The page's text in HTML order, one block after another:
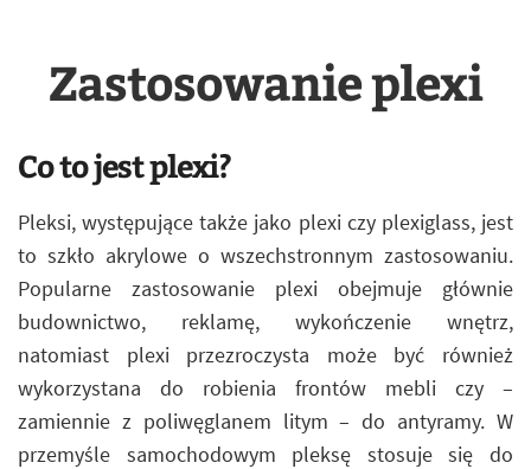
Zastosowanie plexi
Co to jest plexi?
Pleksi, występujące także jako plexi czy plexiglass, jest
to szkło akrylowe o wszechstronnym zastosowaniu.
Popularne zastosowanie plexi obejmuje głównie
budownictwo, reklamę, wykończenie wnętrz,
natomiast plexi przezroczysta może być również
wykorzystana do robienia frontów mebli czy –
zamiennie z poliwęglanem litym – do antyramy. W
przemyśle samochodowym pleksę stosuje się do